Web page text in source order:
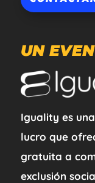
UN
Iguality es
lucro que
gratuita a
exclusión